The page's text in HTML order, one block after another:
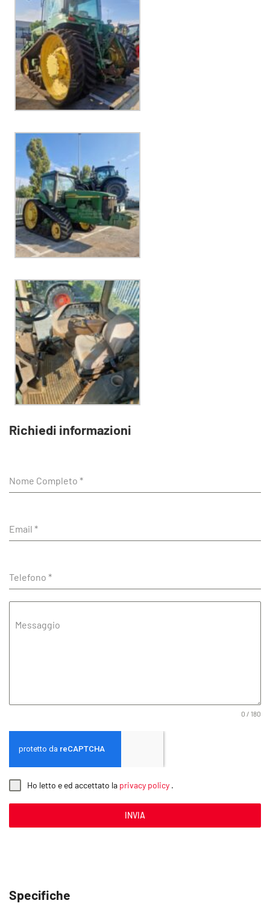
Richiedi informazioni
Nome Completo *
Email *
Telefono *
Messaggio
0 / 180
Ho letto e ed accettato la privacy policy .
INVIA
Specifiche